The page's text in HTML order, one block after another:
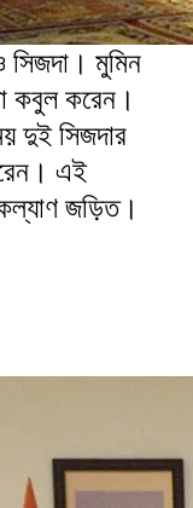
সিজদা। মুমিন
কবুল করেন।
দুই সিজদার
এই
কল্যাণ জড়িত।